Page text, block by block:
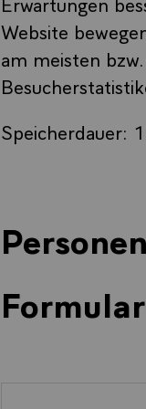
Website
am meisten
Speicherdauer: